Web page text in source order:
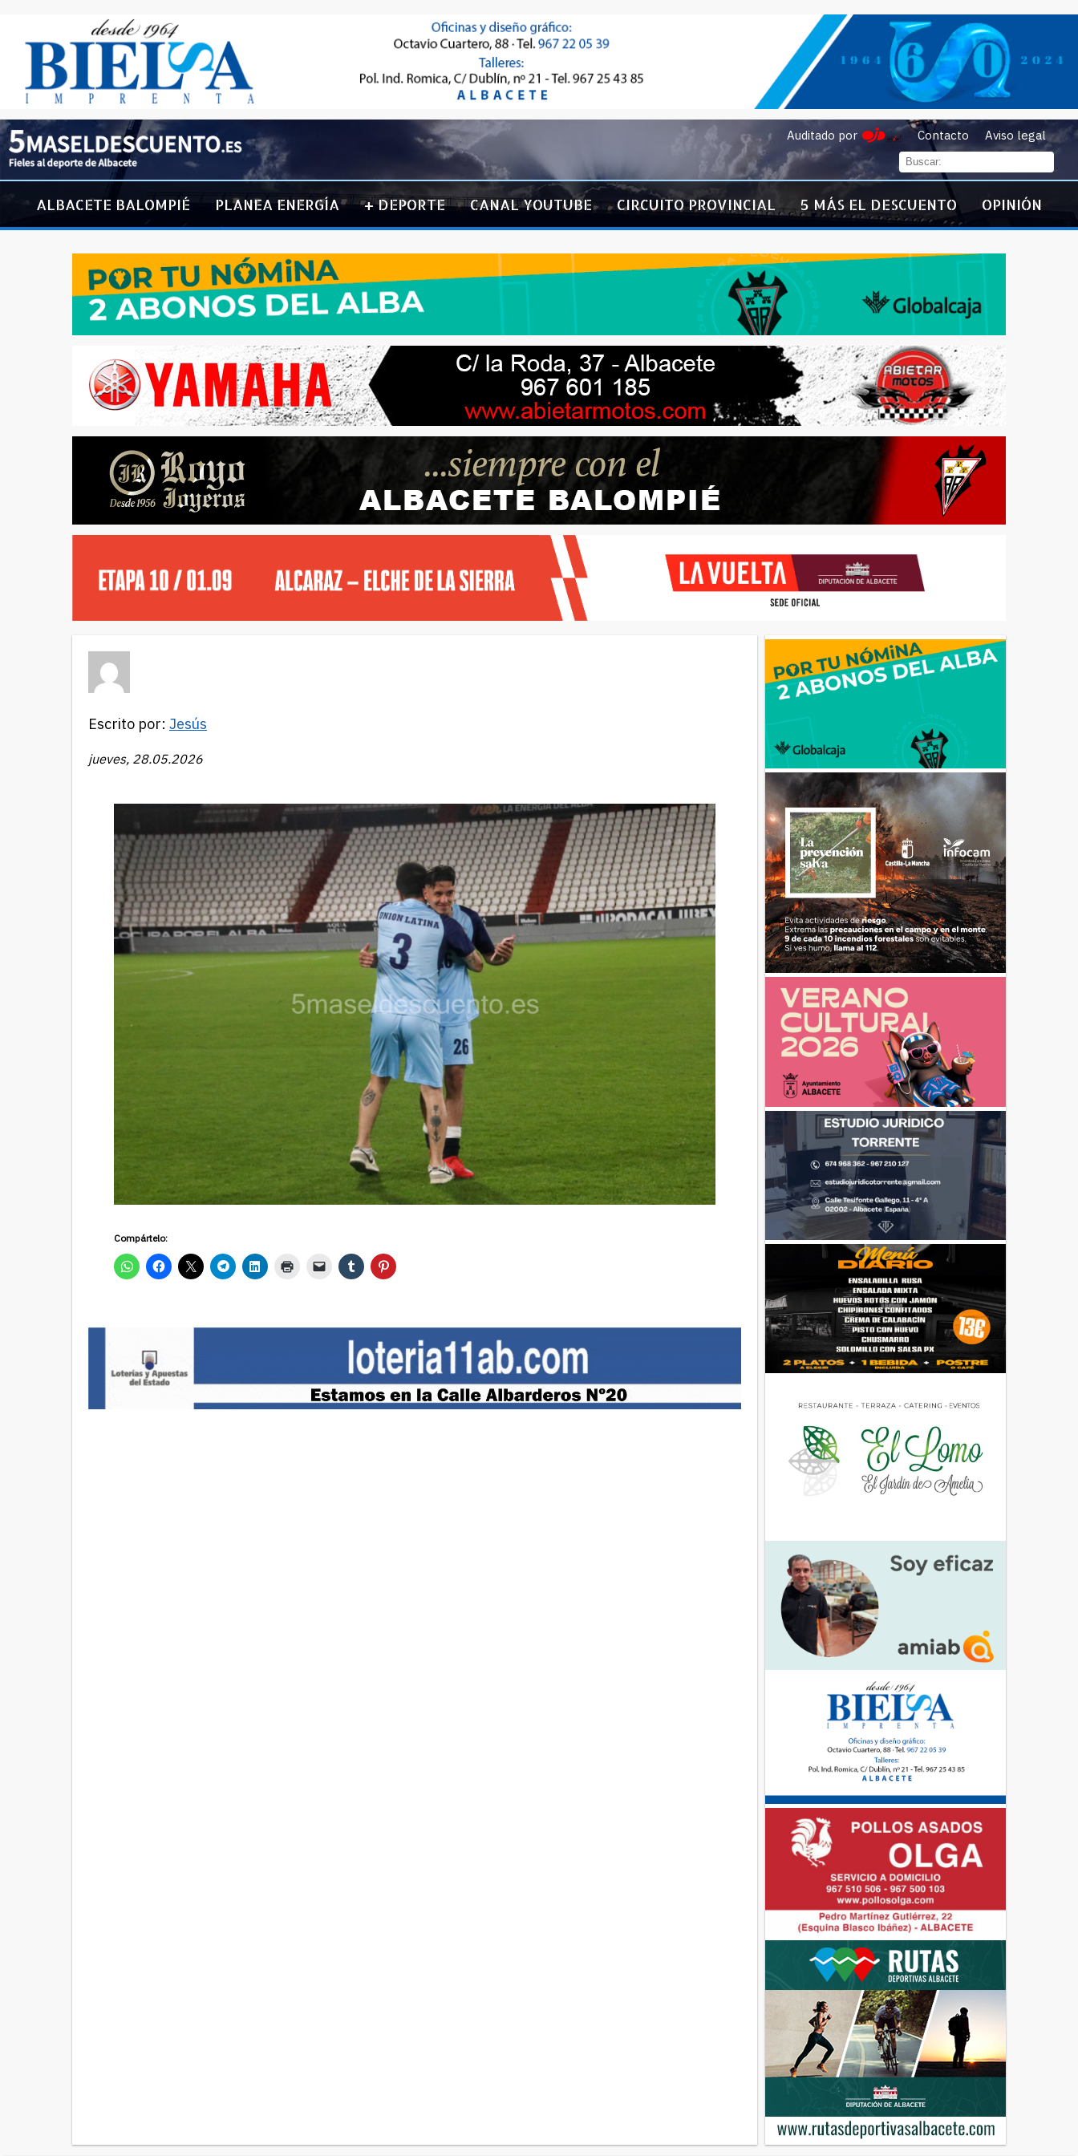
Auditado por Contacto Aviso legal
ALBACETE BALOMPIÉ PLANEA ENERGÍA + DEPORTE CANAL YOUTUBE CIRCUITO PROVINCIAL 5 MÁS EL DESCUENTO OPINIÓN
Escrito por: Jesús
jueves, 28.05.2026
Compártelo: